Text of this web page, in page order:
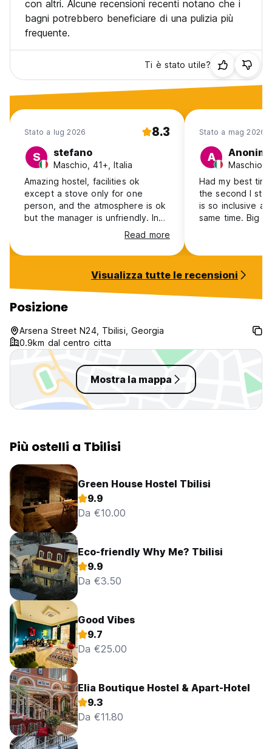
con altri. Alcune recensioni recenti notano che i
bagni potrebbero beneficiare di una pulizia più
frequente.
Ti è stato utile?
Stato a lug 2026 8.3
S stefano
Maschio, 41+, Italia
Amazing hostel, facilities ok
except a stove only for one
person, and the atmosphere is ok
but the manager is unfriendly. In
Read more
Stato a mag 2026
A
Maschio,
Had my best
the second I
is so inclusive
same time. Big
10/10 :))
Visualizza tutte le recensioni
Posizione
Arsena Street N24, Tbilisi, Georgia
0.9km dal centro citta
Mostra la mappa
Più ostelli a Tbilisi
Green House Hostel Tbilisi
9.9
Da €10.00
Eco-friendly Why Me? Tbilisi
9.9
Da €3.50
Good Vibes
9.7
Da €25.00
Elia Boutique Hostel & Apart-Hotel
9.3
Da €11.80